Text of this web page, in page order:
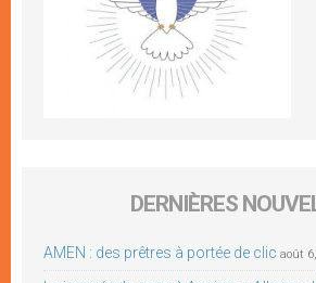
DERNIÈRES
AMEN : des prêtres à portée de clic août